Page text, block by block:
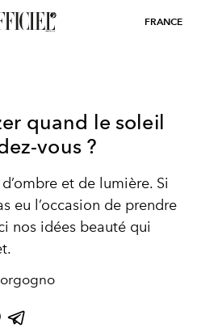
FRANCE
quand le soleil
vous ?
et de lumière. Si
eu l’occasion de prendre
nos idées beauté qui